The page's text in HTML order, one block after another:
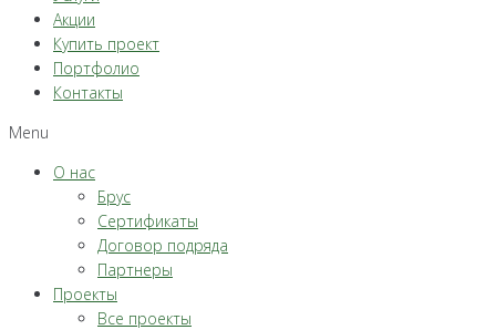
Акции
Купить проект
Портфолио
Контакты
Menu
О нас
Брус
Сертификаты
Договор подряда
Партнеры
Проекты
Все проекты